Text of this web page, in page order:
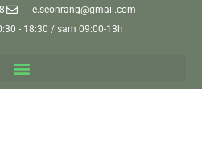
e.seonrang@gmail.com
- 18:30 / sam 09:00-13h